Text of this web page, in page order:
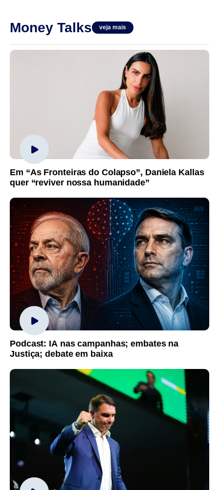
Money Talks veja mais
Em “As Fronteiras do Colapso”, Daniela Kallas
quer “reviver nossa humanidade”
Podcast: IA nas campanhas; embates na
Justiça; debate em baixa